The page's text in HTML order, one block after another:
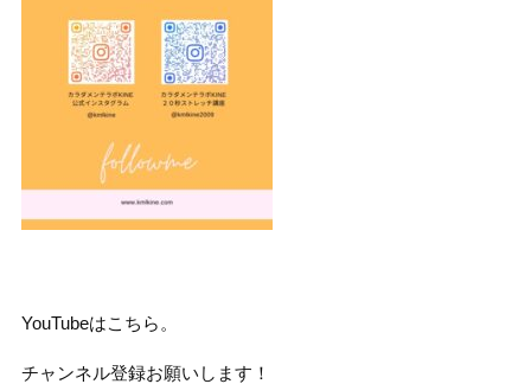
YouTubeはこちら。
チャンネル登録お願いします！